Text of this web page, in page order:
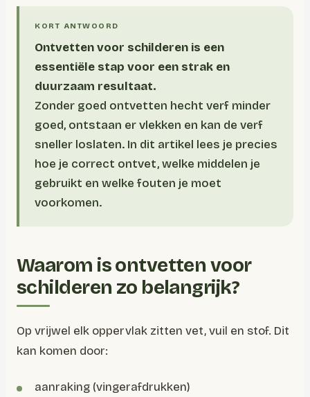
Ontvetten voor schilderen is een
essentiële stap voor een strak en
duurzaam resultaat.
Zonder goed ontvetten hecht verf minder
goed, ontstaan er vlekken en kan de verf
sneller loslaten. In dit artikel lees je precies
hoe je correct ontvet, welke middelen je
gebruikt en welke fouten je moet
voorkomen.
Waarom is ontvetten voor
schilderen zo belangrijk?
Op vrijwel elk oppervlak zitten vet, vuil en stof. Dit
kan komen door:
aanraking (vingerafdrukken)